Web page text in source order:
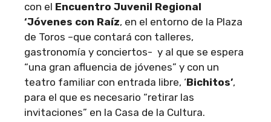
con el Encuentro Juvenil Regional
‘Jóvenes con Raíz, en el entorno de la Plaza
de Toros –que contará con talleres,
gastronomía y conciertos- y al que se espera
“una gran afluencia de jóvenes” y con un
teatro familiar con entrada libre, ‘Bichitos’,
para el que es necesario “retirar las
invitaciones” en la Casa de la Cultura.